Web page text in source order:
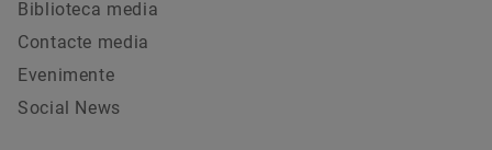
Biblioteca media
Contacte media
Evenimente
Social News